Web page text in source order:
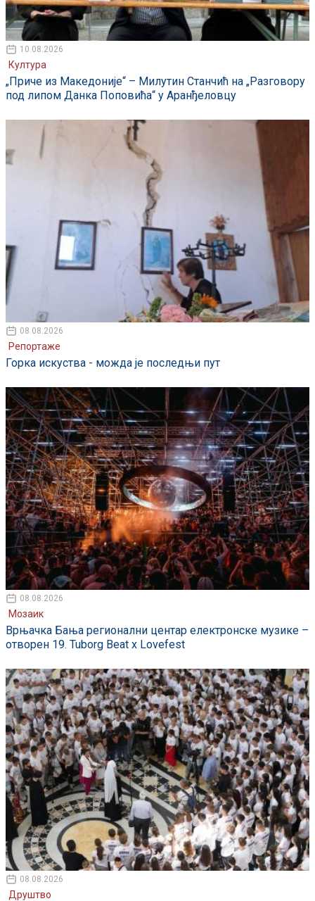
10.08.2026
Култура
„Приче из Македоније“ – Милутин Станчић на „Разговору
под липом Данка Поповића“ у Аранђеловцу
08.08.2026
Репортаже
Горка искуства - можда је последњи пут
08.08.2026
Мозаик
Врњачка Бања регионални центар електронске музике –
отворен 19. Tuborg Beat x Lovefest
08.08.2026
Друштво